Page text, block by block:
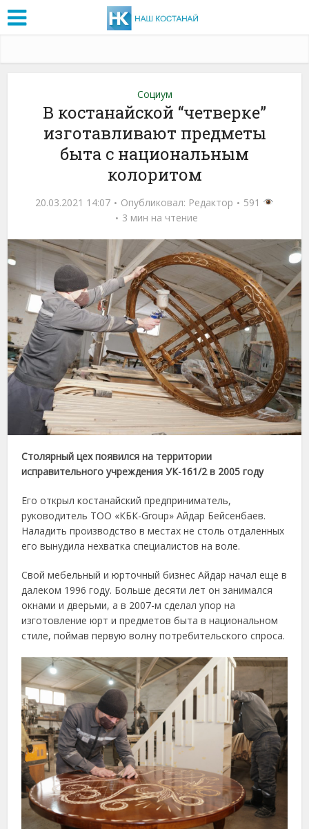
Социум
В костанайской “четверке”
изготавливают предметы
быта с национальным
колоритом
20.03.2021 14:07 Опубликовал: Редактор
591
3 мин на чтение
Столярный цех появился на территории
исправительного учреждения УК-161/2 в 2005 году
Его открыл костанайский предприниматель,
руководитель ТОО «КБК-Group» Айдар Бейсенбаев.
Наладить производство в местах не столь отдаленных
его вынудила нехватка специалистов на воле.
Свой мебельный и юрточный бизнес Айдар начал еще в
далеком 1996 году. Больше десяти лет он занимался
окнами и дверьми, а в 2007-м сделал упор на
изготовление юрт и предметов быта в национальном
стиле, поймав первую волну потребительского спроса.